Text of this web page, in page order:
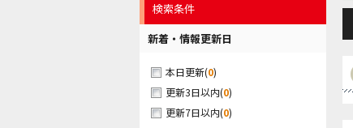
検索条件
新着・情報更新日
本日更新(0)
更新3日以内(0)
更新7日以内(0)